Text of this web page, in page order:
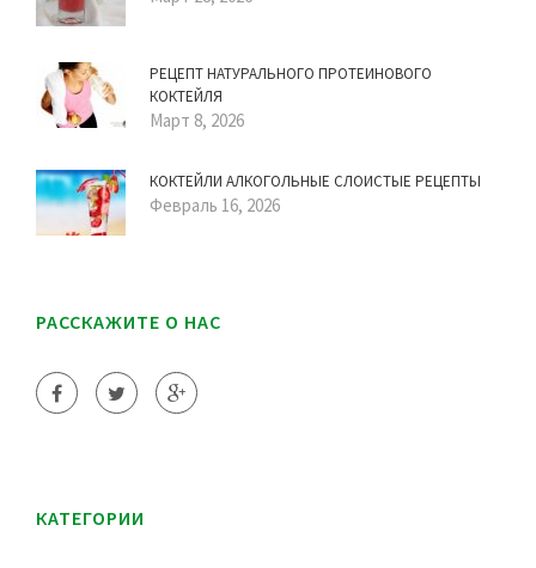
РЕЦЕПТ НАТУРАЛЬНОГО ПРОТЕИНОВОГО
КОКТЕЙЛЯ
Март 8, 2026
КОКТЕЙЛИ АЛКОГОЛЬНЫЕ СЛОИСТЫЕ РЕЦЕПТЫ
Февраль 16, 2026
РАССКАЖИТЕ О НАС
КАТЕГОРИИ